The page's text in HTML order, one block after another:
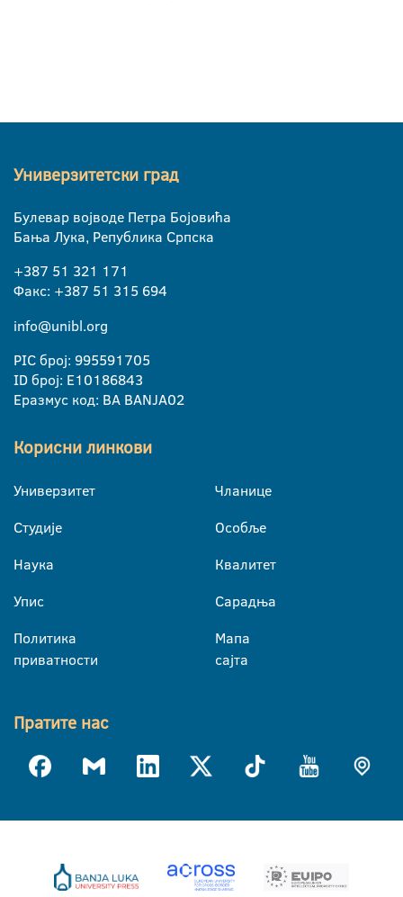
Универзитетски град
Булевар војводе Петра Бојовића
Бања Лука, Република Српска
+387 51 321 171
Факс: +387 51 315 694
info@unibl.org
PIC број: 995591705
ID број: E10186843
Еразмус код: BA BANJA02
Корисни линкови
Универзитет
Студије
Наука
Упис
Политика
приватности
Чланице
Особље
Квалитет
Сарадња
Мапа
сајта
Пратите нас